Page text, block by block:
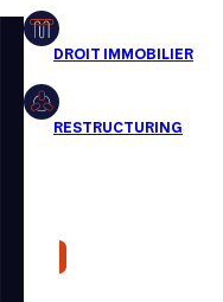
Restructuring
Presse